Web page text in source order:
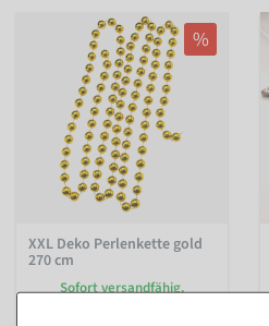
%
XXL Deko Perlenkette gold
270 cm
Sofort versandfähig.